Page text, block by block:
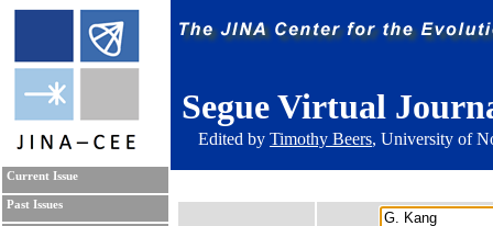
Segue Virtual
Edited by Timothy Beers, University of
Current Issue
Past Issues